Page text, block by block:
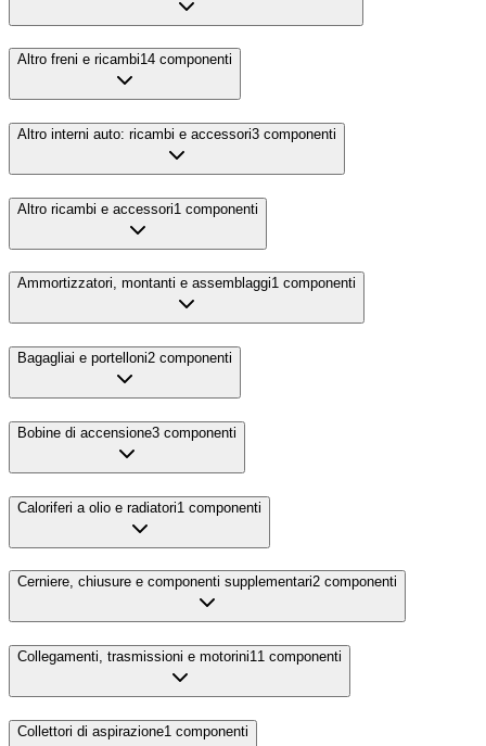
Altro freni e ricambi14 componenti
Altro interni auto: ricambi e accessori3 componenti
Altro ricambi e accessori1 componenti
Ammortizzatori, montanti e assemblaggi1 componenti
Bagagliai e portelloni2 componenti
Bobine di accensione3 componenti
Caloriferi a olio e radiatori1 componenti
Cerniere, chiusure e componenti supplementari2 componenti
Collegamenti, trasmissioni e motorini11 componenti
Collettori di aspirazione1 componenti